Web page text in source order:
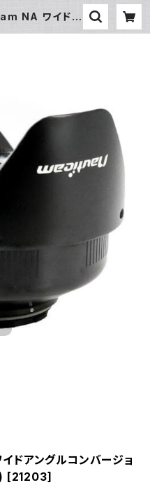
NA ワイドア
ドアングルコンバージョ
[21203]